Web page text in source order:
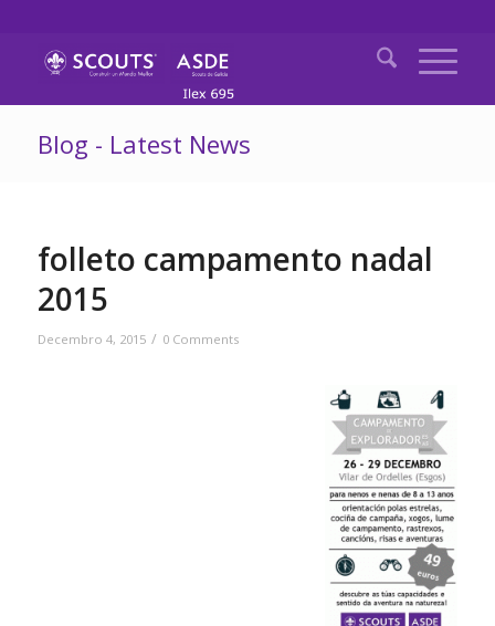
Blog - Latest News
folleto campamento nadal
2015
Decembro 4, 2015 / 0 Comments